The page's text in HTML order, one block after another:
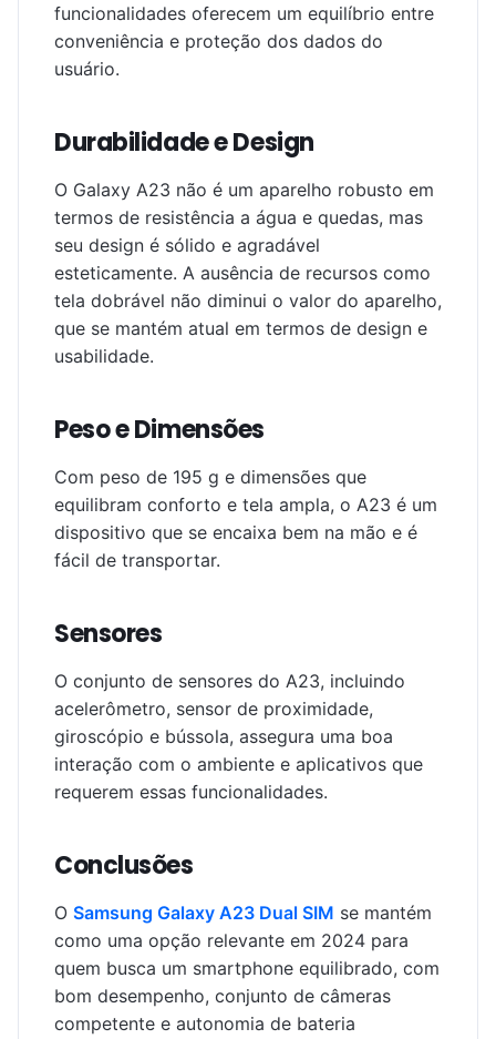
funcionalidades oferecem um equilíbrio entre
conveniência e proteção dos dados do
usuário.
Durabilidade e Design
O Galaxy A23 não é um aparelho robusto em
termos de resistência a água e quedas, mas
seu design é sólido e agradável
esteticamente. A ausência de recursos como
tela dobrável não diminui o valor do aparelho,
que se mantém atual em termos de design e
usabilidade.
Peso e Dimensões
Com peso de 195 g e dimensões que
equilibram conforto e tela ampla, o A23 é um
dispositivo que se encaixa bem na mão e é
fácil de transportar.
Sensores
O conjunto de sensores do A23, incluindo
acelerômetro, sensor de proximidade,
giroscópio e bússola, assegura uma boa
interação com o ambiente e aplicativos que
requerem essas funcionalidades.
Conclusões
O Samsung Galaxy A23 Dual SIM se mantém
como uma opção relevante em 2024 para
quem busca um smartphone equilibrado, com
bom desempenho, conjunto de câmeras
competente e autonomia de bateria